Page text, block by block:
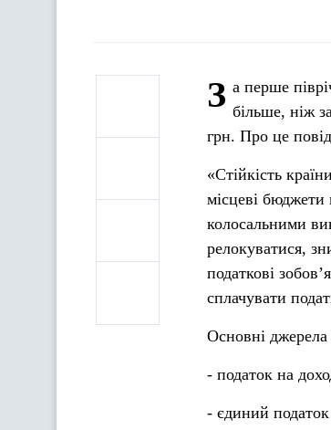
З а перше
більше, ніж
грн. Про це
«Стійкість
місцеві бюджети
колосальними
релокуватися,
податкові
сплачувати
Основні
- податок на
- єдиний